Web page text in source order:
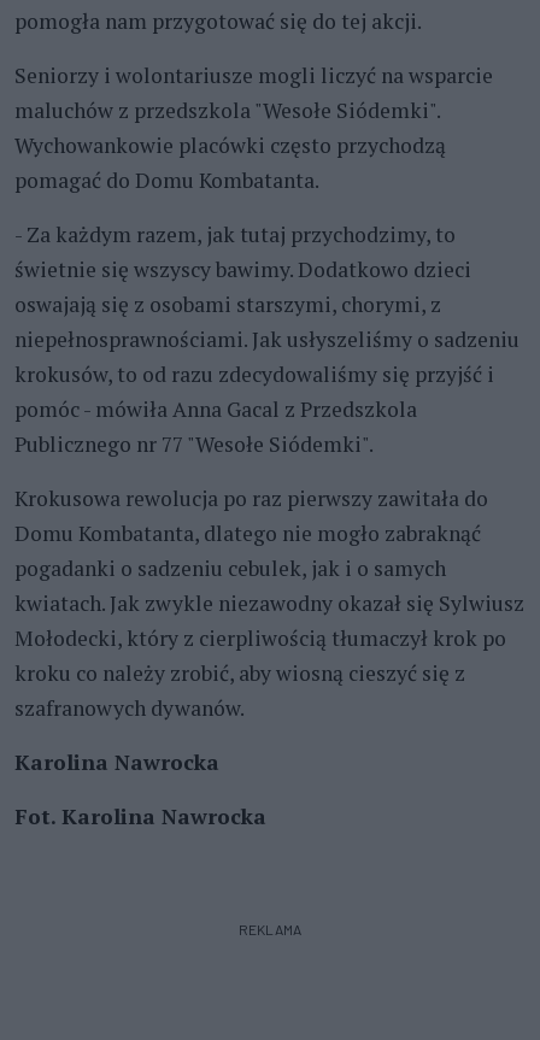
pomogła nam przygotować się do tej akcji.
Seniorzy i wolontariusze mogli liczyć na wsparcie
maluchów z przedszkola "Wesołe Siódemki".
Wychowankowie placówki często przychodzą
pomagać do Domu Kombatanta.
- Za każdym razem, jak tutaj przychodzimy, to
świetnie się wszyscy bawimy. Dodatkowo dzieci
oswajają się z osobami starszymi, chorymi, z
niepełnosprawnościami. Jak usłyszeliśmy o sadzeniu
krokusów, to od razu zdecydowaliśmy się przyjść i
pomóc - mówiła Anna Gacal z Przedszkola
Publicznego nr 77 "Wesołe Siódemki".
Krokusowa rewolucja po raz pierwszy zawitała do
Domu Kombatanta, dlatego nie mogło zabraknąć
pogadanki o sadzeniu cebulek, jak i o samych
kwiatach. Jak zwykle niezawodny okazał się Sylwiusz
Mołodecki, który z cierpliwością tłumaczył krok po
kroku co należy zrobić, aby wiosną cieszyć się z
szafranowych dywanów.
Karolina Nawrocka
Fot. Karolina Nawrocka
REKLAMA